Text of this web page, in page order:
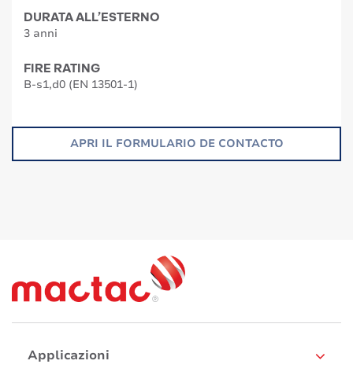
DURATA ALL’ESTERNO
3 anni
FIRE RATING
B-s1,d0 (EN 13501-1)
APRI IL FORMULARIO DE CONTACTO
Applicazioni